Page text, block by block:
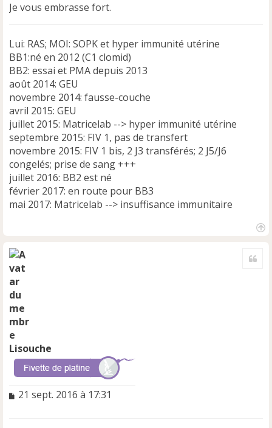
Je vous embrasse fort.
Lui: RAS; MOI: SOPK et hyper immunité utérine
BB1:né en 2012 (C1 clomid)
BB2: essai et PMA depuis 2013
août 2014: GEU
novembre 2014: fausse-couche
avril 2015: GEU
juillet 2015: Matricelab --> hyper immunité utérine
septembre 2015: FIV 1, pas de transfert
novembre 2015: FIV 1 bis, 2 J3 transférés; 2 J5/J6
congelés; prise de sang +++
juillet 2016: BB2 est né
février 2017: en route pour BB3
mai 2017: Matricelab --> insuffisance immunitaire
Lisouche
M
21 sept. 2016 à 17:31